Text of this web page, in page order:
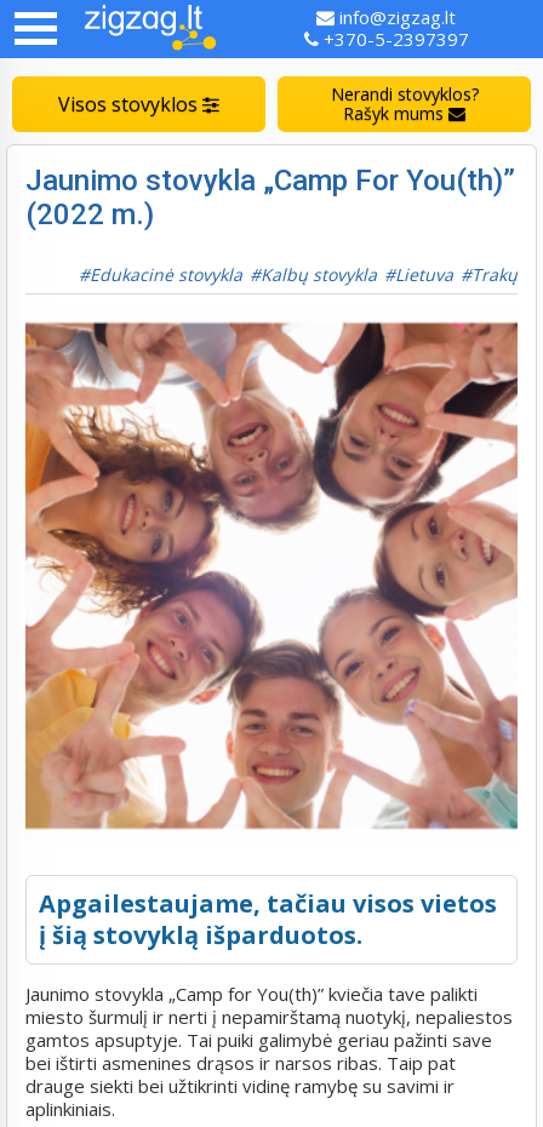
info@zigzag.lt
+370-5-2397397
Visos stovyklos
Nerandi stovyklos?
Rašyk mums
Jaunimo stovykla „Camp For You(th)”
(2022 m.)
Edukacinė stovykla Kalbų stovykla Lietuva Trakų
Apgailestaujame, tačiau visos vietos
į šią stovyklą išparduotos.
Jaunimo stovykla „Camp for You(th)” kviečia tave palikti
miesto šurmulį ir nerti į nepamirštamą nuotykį, nepaliestos
gamtos apsuptyje. Tai puiki galimybė geriau pažinti save
bei ištirti asmenines drąsos ir narsos ribas. Taip pat
drauge siekti bei užtikrinti vidinę ramybę su savimi ir
aplinkiniais.